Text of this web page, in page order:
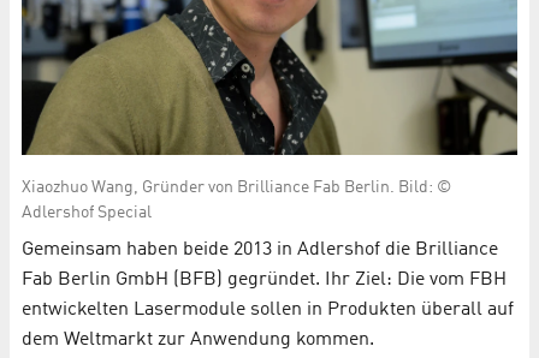
Xiaozhuo Wang, Gründer von Brilliance Fab Berlin. Bild: ©
Adlershof Special
Gemeinsam haben beide 2013 in Adlershof die Brilliance
Fab Berlin GmbH (BFB) gegründet. Ihr Ziel: Die vom FBH
entwickelten Lasermodule sollen in Produkten überall auf
dem Weltmarkt zur Anwendung kommen.